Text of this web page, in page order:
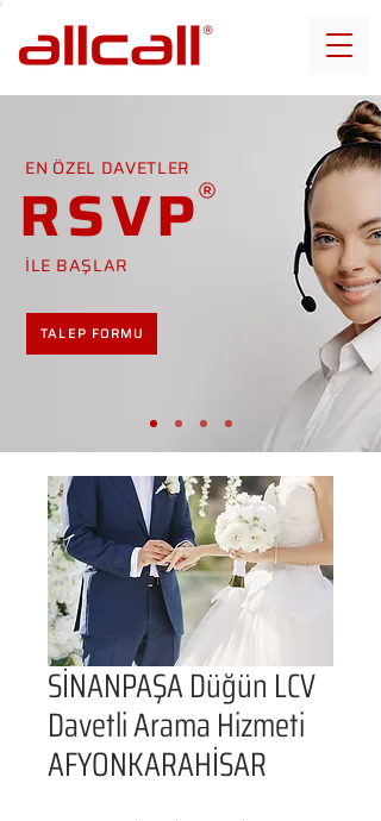
EN ÖZEL DAVETLER
RSVP
İLE BAŞLAR
TALEP FORMU
SİNANPAŞA Düğün LCV
Davetli Arama Hizmeti
AFYONKARAHİSAR